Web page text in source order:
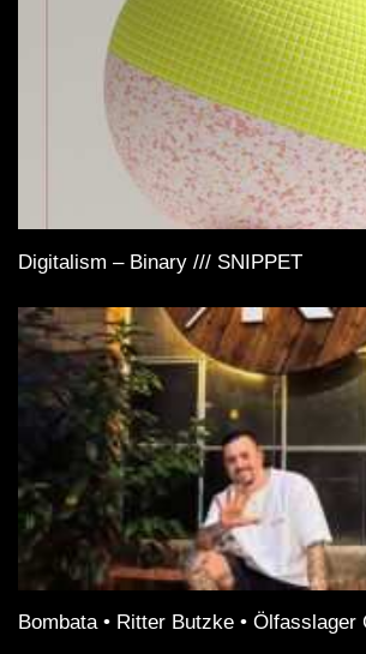
Digitalism – Binary /// SNIPPET
Bombata • Ritter Butzke • Ölfasslager